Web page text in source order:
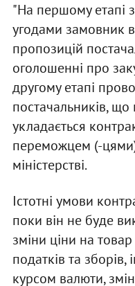
"На першому етапі
угодами замовник
пропозицій
оголошенні про
другому етапі
постачальників,
укладається
переможцем (-цями)
міністерстві.
Істотні умови
поки він не буде
зміни ціни на товар
податків та зборів,
курсом валюти,